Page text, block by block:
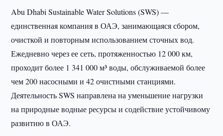
Abu Dhabi Sustainable Water Solutions (SWS) —
единственная компания в ОАЭ, занимающаяся сбором,
очисткой и повторным использованием сточных вод.
Ежедневно через ее сеть, протяженностью 12 000 км,
проходит более 1 341 000 м³ воды, обслуживаемой более
чем 200 насосными и 42 очистными станциями.
Деятельность SWS направлена на уменьшение нагрузки
на природные водные ресурсы и содействие устойчивому
развитию в ОАЭ.